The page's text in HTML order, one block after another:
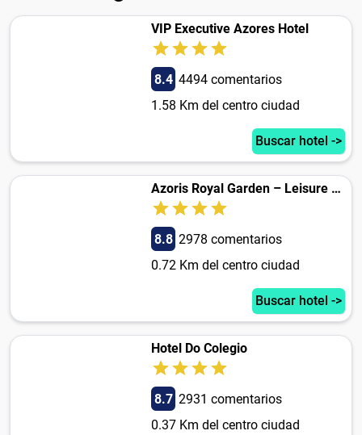
VIP Executive Azores Hotel
8.4 4494 comentarios
1.58 Km del centro ciudad
Buscar hotel ->
Azoris Royal Garden – Leisure & Conference Hotel
8.8 2978 comentarios
0.72 Km del centro ciudad
Buscar hotel ->
Hotel Do Colegio
8.7 2931 comentarios
0.37 Km del centro ciudad